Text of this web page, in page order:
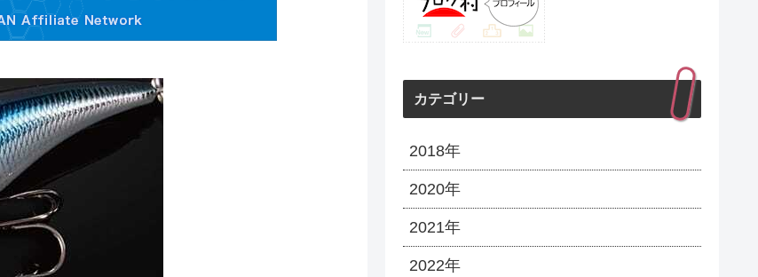
カテゴリー
2018年
2020年
2021年
2022年